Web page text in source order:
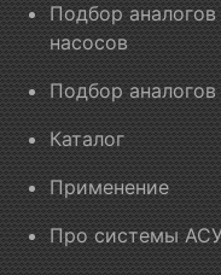
Подбор аналогов
насосов
Подбор
Каталог
Применение
Про системы